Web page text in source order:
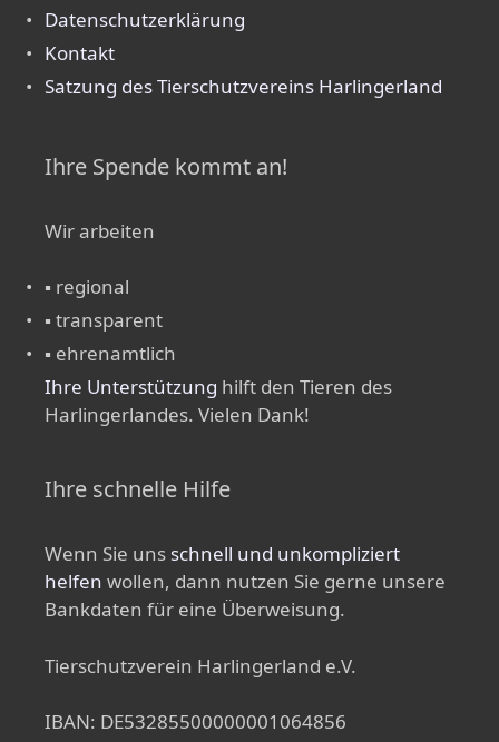
Datenschutzerklärung
Kontakt
Satzung des Tierschutzvereins Harlingerland
Ihre Spende kommt an!
Wir arbeiten
▪ regional
▪ transparent
▪ ehrenamtlich
Ihre Unterstützung hilft den Tieren des
Harlingerlandes. Vielen Dank!
Ihre schnelle Hilfe
Wenn Sie uns schnell und unkompliziert
helfen wollen, dann nutzen Sie gerne unsere
Bankdaten für eine Überweisung.
Tierschutzverein Harlingerland e.V.
IBAN: DE53285500000001064856